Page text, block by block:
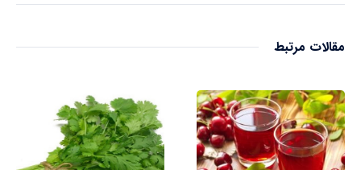
مقالات مرتبط